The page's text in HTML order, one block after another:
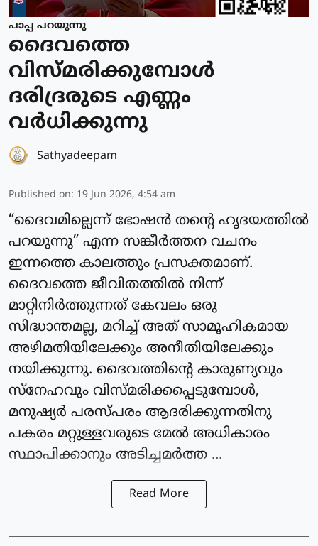
പാപ്പ പറയുന്നു
ദൈവത്തെ
വിസ്മരിക്കുമ്പോള്‍
ദരിദ്രരുടെ എണ്ണം
വര്‍ധിക്കുന്നു
Sathyadeepam
Published on: 19 Jun 2026, 4:54 am
“ദൈവമില്ലെന്ന് ഭോഷന്‍ തന്റെ ഹൃദയത്തില്‍
പറയുന്നു” എന്ന സങ്കീര്‍ത്തന വചനം
ഇന്നത്തെ കാലത്തും പ്രസക്തമാണ്.
ദൈവത്തെ ജീവിതത്തില്‍ നിന്ന്
മാറ്റിനിര്‍ത്തുന്നത് കേവലം ഒരു
സിദ്ധാന്തമല്ല, മറിച്ച് അത് സാമൂഹികമായ
അഴിമതിയിലേക്കും അനീതിയിലേക്കും
നയിക്കുന്നു. ദൈവത്തിന്റെ കാരുണ്യവും
സ്‌നേഹവും വിസ്മരിക്കപ്പെടുമ്പോള്‍,
മനുഷ്യര്‍ പരസ്പരം ആദരിക്കുന്നതിനു
പകരം മറ്റുള്ളവരുടെ മേല്‍ അധികാരം
സ്ഥാപിക്കാനും അടിച്ചമര്‍ത്ത ...
Read More